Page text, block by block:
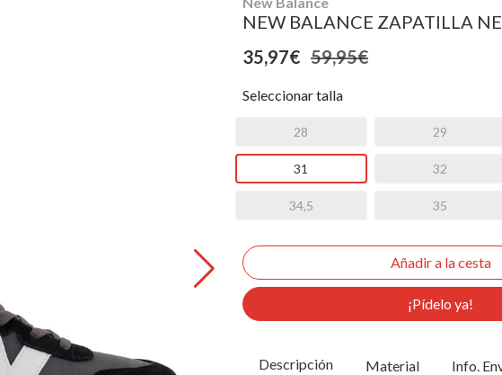
NEW BALANCE ZAPATILLA
35,97€ 59,95€
Seleccionar talla
28 29
31 32
34,5 35
¡Pídelo ya!
Descripción Material Info.